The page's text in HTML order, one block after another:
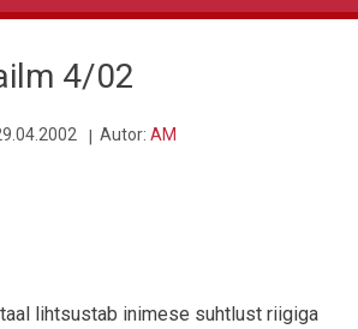
4/02
Autor: AM
lihtsustab inimese suhtlust riigiga